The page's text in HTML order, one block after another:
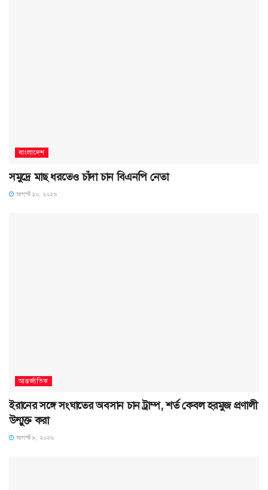
বাংলাদেশ
সমু‌দ্রে মাছ ধরতেও চাঁদা চান বিএনপি নেতা
আগস্ট ১০, ২০২৬
আন্তর্জাতিক
ইরানের সঙ্গে সংঘাতের অবসান চান ট্রাম্প, শর্ত কেবল হরমুজ প্রণালী
উন্মুক্ত করা
আগস্ট ৯, ২০২৬